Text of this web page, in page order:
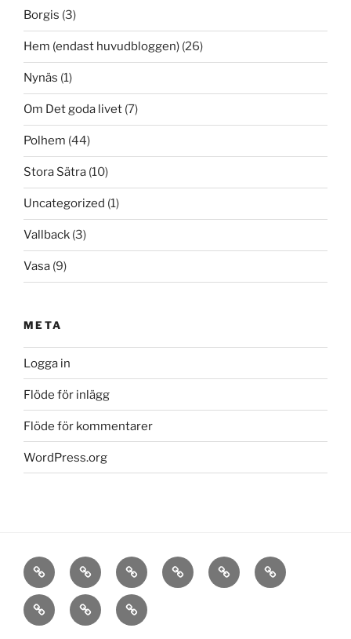
Borgis (3)
Hem (endast huvudbloggen) (26)
Nynäs (1)
Om Det goda livet (7)
Polhem (44)
Stora Sätra (10)
Uncategorized (1)
Vallback (3)
Vasa (9)
META
Logga in
Flöde för inlägg
Flöde för kommentarer
WordPress.org
Hem
Om
Det
goda
livet
Stora
Sätra
VallbackNynäs Borgis
Vasa Polhem Kontakta
oss